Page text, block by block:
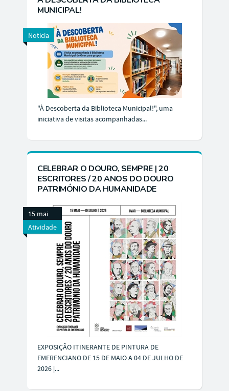
MUNICIPAL!
Notícia
"À Descoberta da Biblioteca Municipal!", uma
iniciativa de visitas acompanhadas...
CELEBRAR O DOURO, SEMPRE | 20
ESCRITORES / 20 ANOS DO DOURO
PATRIMÓNIO DA HUMANIDADE
15 mai
Atividade
EXPOSIÇÃO ITINERANTE DE PINTURA DE
EMERENCIANO DE 15 DE MAIO A 04 DE JULHO DE
2026 |...